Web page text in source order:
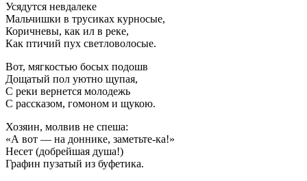
Усядутся невдалеке
Мальчишки в трусиках курносые,
Коричневы, как ил в реке,
Как птичий пух светловолосые.
Вот, мягкостью босых подошв
Дощатый пол уютно щупая,
С реки вернется молодежь
С рассказом, гомоном и щукою.
Хозяин, молвив не спеша:
«А вот — на доннике, заметьте-ка!»
Несет (добрейшая душа!)
Графин пузатый из буфетика.